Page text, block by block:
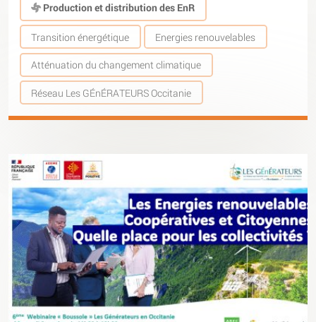
Production et distribution des EnR
Transition énergétique Energies renouvelables
Atténuation du changement climatique
Réseau Les GÉnÉRATEURS Occitanie